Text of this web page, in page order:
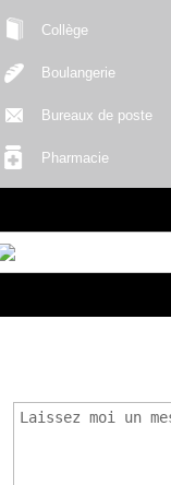
Collège
Boulangerie
Bureaux de poste
Pharmacie